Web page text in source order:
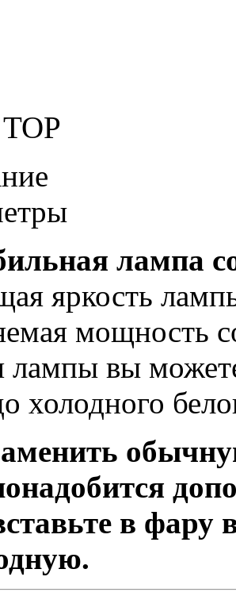
TOP
лампа
яркость
мощность
лампы вы
холодного
в